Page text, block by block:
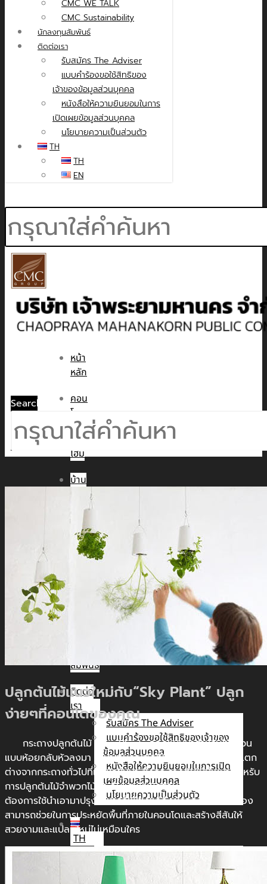
CMC WE TALK
CMC Sustainability
นักลงทุนสัมพันธ์
ติดต่อเรา
รับสมัคร The Adviser
แบบคำร้องขอใช้สิทธิของ
เจ้าของข้อมูลส่วนบุคคล
หนังสือให้ความยินยอมในการ
เปิดเผยข้อมูลส่วนบุคคล
นโยบายความเป็นส่วนตัว
TH
TH
EN
หน้า
หลัก
คอน
โด
ทาวน์
โฮม
บ้าน
วิลล่า
ข่าวสาร
CMC WE CARE
CMC WE TALK
CMC Sustainability
สัมพันธ์
ติดต่อ
เรา
รับสมัคร The Adviser
แบบคำร้องขอใช้สิทธิของเจ้าของ
ข้อมูลส่วนบุคคล
หนังสือให้ความยินยอมในการเปิด
เผยข้อมูลส่วนบุคคล
นโยบายความเป็นส่วนตัว
TH
TH
EN
Search
ปลูกต้นไม้แนวใหม่กับ“Sky Plant” ปลูก
ง่ายๆที่คอนโดของคุณ
กระถางปลูกต้นไม้ “Sky Plant” ออกแบบมาสำหรับใช้แขวน
แบบห้อยกลับหัวลงมา เหมาะกับคอนโดที่มีพื้นที่ใช้สอยจำกัด แตก
ต่างจากกระถางทั่วไปที่เอาหัวขึ้นมา ซึ่งกระถางต้นไม้นี้เหมาะสำหรับ
การปลูกต้นไม้จำพวกไม้ประดับและพืชผักสวนครัว ซึ่งถ้าเรา
ต้องการใช้นำเอามาปรุงอาหารก็เพียงแค่ดึงผักออกมาเท่านั้นเอง
สามารถช่วยในการประหยัดพื้นที่ภายในคอนโดและสร้างสีสันให้
สวยงามและแปลกใหม่ไม่เหมือนใคร